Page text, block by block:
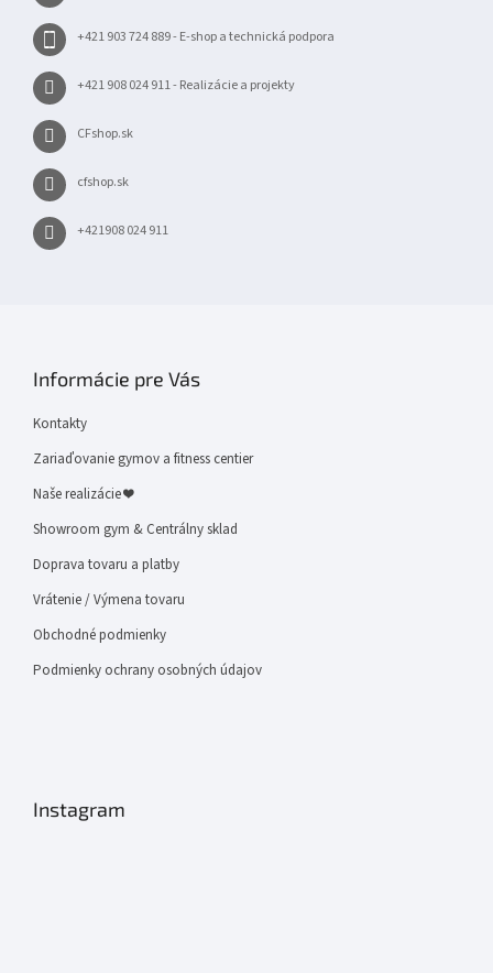
+421 903 724 889 - E-shop a technická podpora
+421 908 024 911 - Realizácie a projekty
CFshop.sk
cfshop.sk
+421908 024 911
Informácie pre Vás
Kontakty
Zariaďovanie gymov a fitness centier
Naše realizácie ❤
Showroom gym & Centrálny sklad
Doprava tovaru a platby
Vrátenie / Výmena tovaru
Obchodné podmienky
Podmienky ochrany osobných údajov
Instagram